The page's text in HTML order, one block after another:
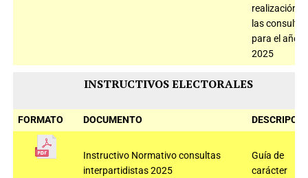
realización
las consultas
para el año
2025
INSTRUCTIVOS ELECTORALES
FORMATO DOCUMENTO
Instructivo Normativo consultas
interpartidistas 2025
Guía de
carácter